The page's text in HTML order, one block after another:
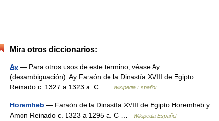
Mira otros diccionarios:
Ay — Para otros usos de este término, véase Ay
(desambiguación). Ay Faraón de la Dinastía XVIII de Egipto
Reinado c. 1327 a 1323 a. C …
Wikipedia Español
Horemheb — Faraón de la Dinastía XVIII de Egipto Horemheb y
Amón Reinado c. 1323 a 1295 a. C …
Wikipedia Español